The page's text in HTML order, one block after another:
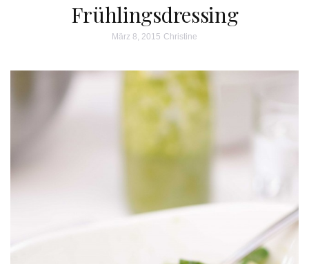
Frühlingsdressing
März 8, 2015 Christine